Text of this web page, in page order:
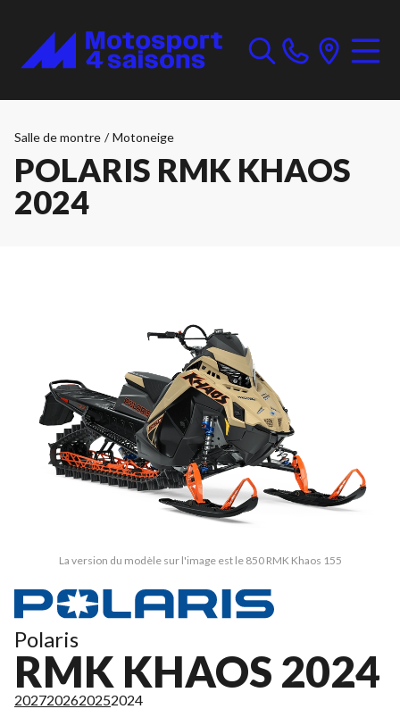
Salle de montre / Motoneige
POLARIS RMK KHAOS
2024
La version du modèle sur l'image est le 850 RMK Khaos 155
Polaris
RMK KHAOS 2024
2027202620252024